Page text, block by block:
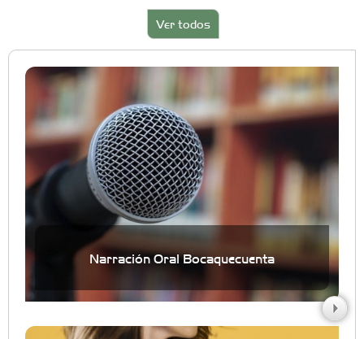
Ver todos
Narración Oral Bocaquecuenta